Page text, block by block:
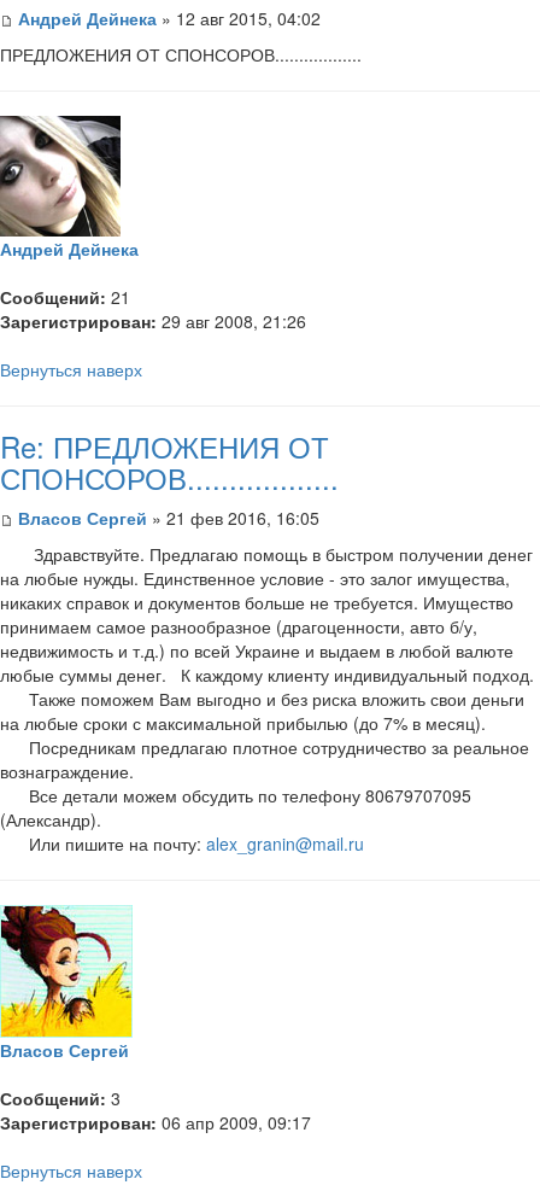
Андрей Дейнека » 12 авг 2015, 04:02
ПРЕДЛОЖЕНИЯ ОТ СПОНСОРОВ..................
Андрей Дейнека
Сообщений: 21
Зарегистрирован: 29 авг 2008, 21:26
Вернуться наверх
Re: ПРЕДЛОЖЕНИЯ ОТ
СПОНСОРОВ..................
Власов Сергей » 21 фев 2016, 16:05
Здравствуйте. Предлагаю помощь в быстром получении денег
на любые нужды. Единственное условие - это залог имущества,
никаких справок и документов больше не требуется. Имущество
принимаем самое разнообразное (драгоценности, авто б/у,
недвижимость и т.д.) по всей Украине и выдаем в любой валюте
любые суммы денег. К каждому клиенту индивидуальный подход.
Также поможем Вам выгодно и без риска вложить свои деньги
на любые сроки с максимальной прибылью (до 7% в месяц).
Посредникам предлагаю плотное сотрудничество за реальное
вознаграждение.
Все детали можем обсудить по телефону 80679707095
(Александр).
Или пишите на почту: alex_granin@mail.ru
Власов Сергей
Сообщений: 3
Зарегистрирован: 06 апр 2009, 09:17
Вернуться наверх